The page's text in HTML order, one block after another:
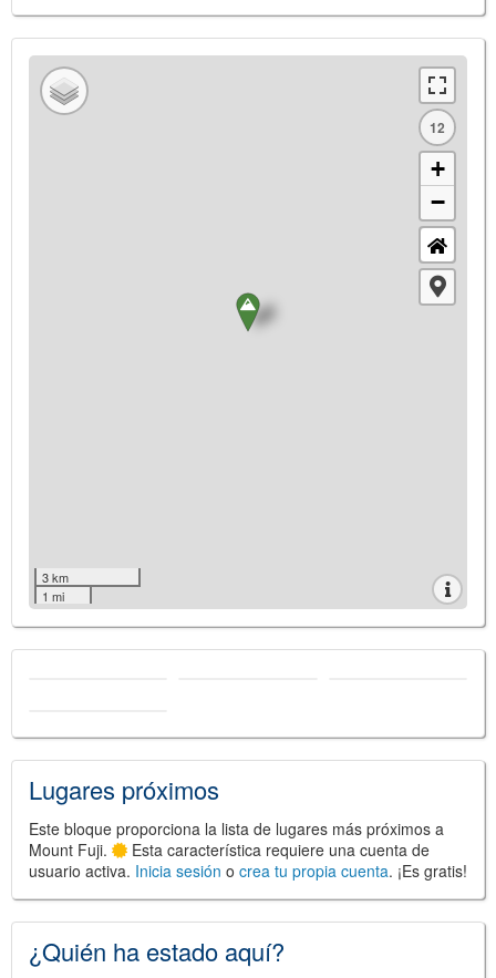
12
+
−
3 km
1 mi
Lugares próximos
Este bloque proporciona la lista de lugares más próximos a
Mount Fuji.
Esta característica requiere una cuenta de
usuario activa. Inicia sesión o crea tu propia cuenta. ¡Es gratis!
¿Quién ha estado aquí?